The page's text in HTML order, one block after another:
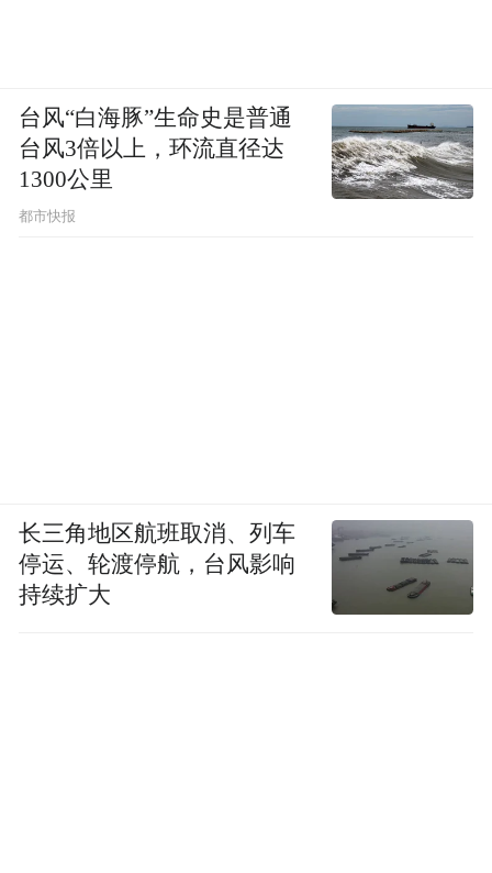
台风“白海豚”生命史是普通
台风3倍以上，环流直径达
1300公里
都市快报
长三角地区航班取消、列车
停运、轮渡停航，台风影响
持续扩大